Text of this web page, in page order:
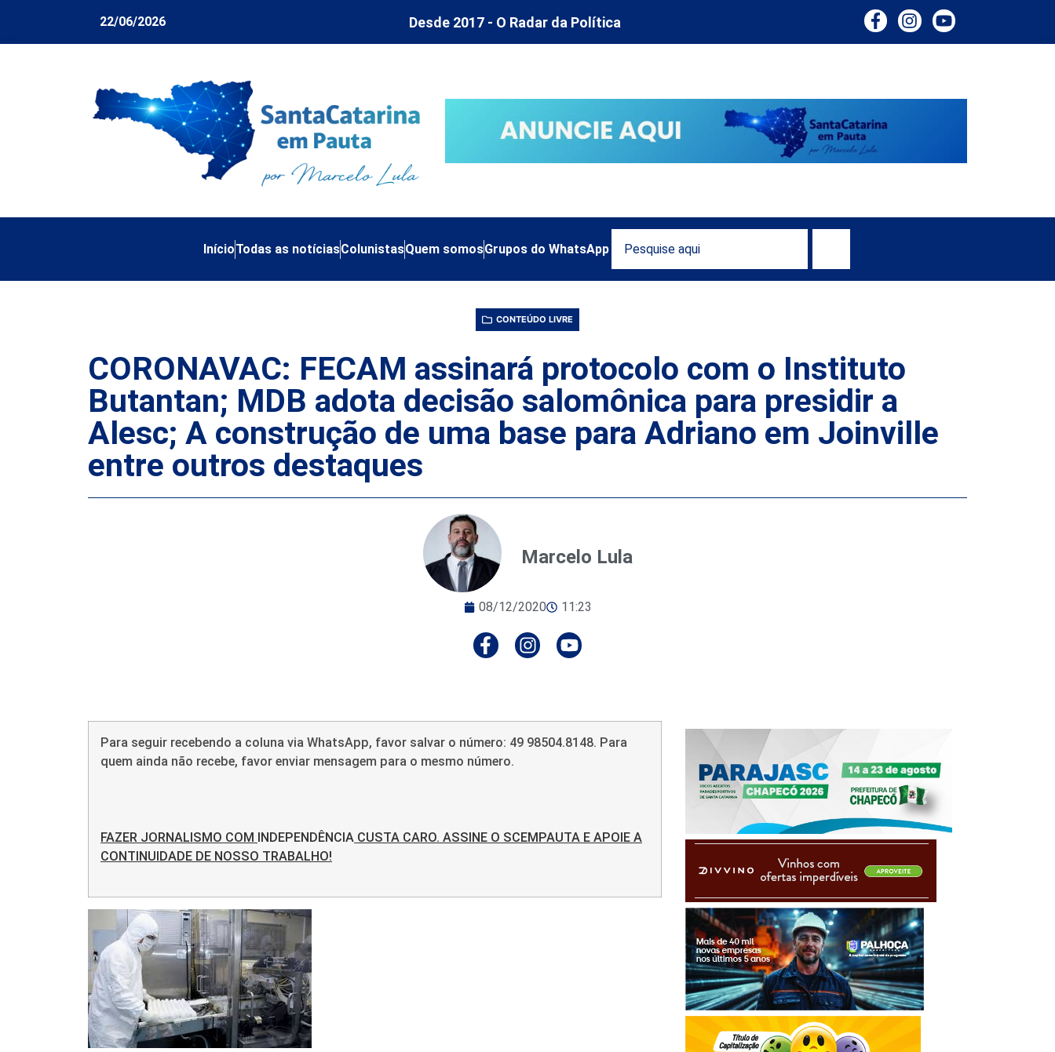
22/06/2026 Desde 2017 - O Radar da Política
InícioTodas as notíciasColunistasQuem somosGrupos do WhatsApp
CONTEÚDO LIVRE
CORONAVAC: FECAM assinará protocolo com o Instituto
Butantan; MDB adota decisão salomônica para presidir a
Alesc; A construção de uma base para Adriano em Joinville
entre outros destaques
Marcelo Lula
08/12/2020 11:23
Para seguir recebendo a coluna via WhatsApp, favor salvar o número: 49 98504.8148. Para
quem ainda não recebe, favor enviar mensagem para o mesmo número.
FAZER JORNALISMO COM INDEPENDÊNCIA CUSTA CARO. ASSINE O SCEMPAUTA E APOIE A
CONTINUIDADE DE NOSSO TRABALHO!